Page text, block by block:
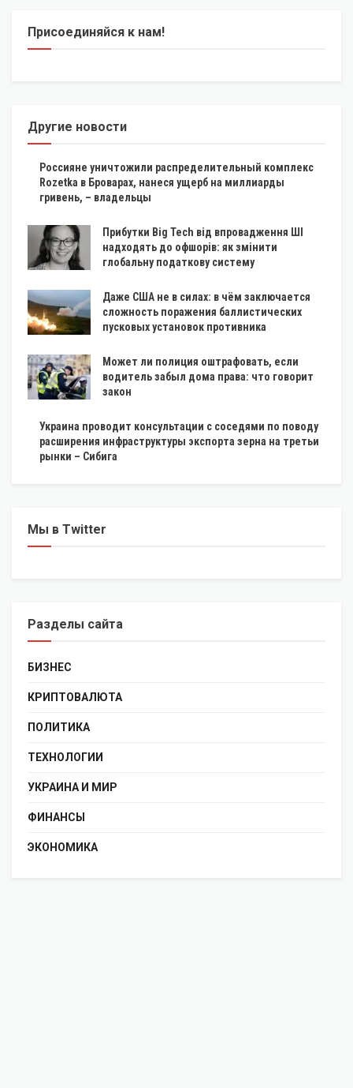
Присоединяйся к нам!
Другие новости
Россияне уничтожили распределительный комплекс
Rozetka в Броварах, нанеся ущерб на миллиарды
гривень, – владельцы
Прибутки Big Tech від впровадження ШІ
надходять до офшорів: як змінити
глобальну податкову систему
Даже США не в силах: в чём заключается
сложность поражения баллистических
пусковых установок противника
Может ли полиция оштрафовать, если
водитель забыл дома права: что говорит
закон
Украина проводит консультации с соседями по поводу
расширения инфраструктуры экспорта зерна на третьи
рынки – Сибига
Мы в Twitter
Разделы сайта
БИЗНЕС
КРИПТОВАЛЮТА
ПОЛИТИКА
ТЕХНОЛОГИИ
УКРАИНА И МИР
ФИНАНСЫ
ЭКОНОМИКА